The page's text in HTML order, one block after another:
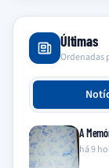
Últimas
Ordenadas
A
há 9